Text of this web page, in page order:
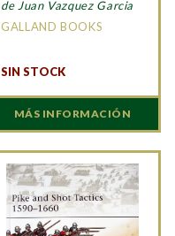
de Juan Vazquez Garcia
GALLAND BOOKS
SIN STOCK
MÁS INFORMACIÓN